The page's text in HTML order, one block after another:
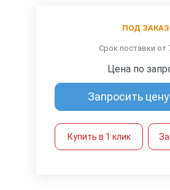
ПОД ЗАКАЗ
Срок поставки от
Цена по
Запросить цену
Купить в 1 клик